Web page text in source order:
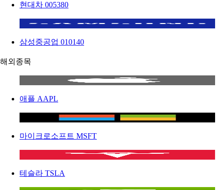
현대차 005380
삼성중공업 010140
해외종목
애플 AAPL
마이크로소프트 MSFT
테슬라 TSLA